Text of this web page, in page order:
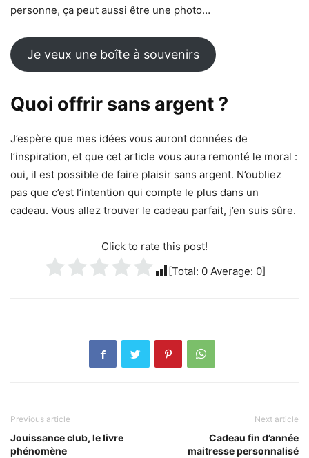
personne, ça peut aussi être une photo…
Je veux une boîte à souvenirs
Quoi offrir sans argent ?
J’espère que mes idées vous auront données de
l’inspiration, et que cet article vous aura remonté le moral :
oui, il est possible de faire plaisir sans argent. N’oubliez
pas que c’est l’intention qui compte le plus dans un
cadeau. Vous allez trouver le cadeau parfait, j’en suis sûre.
Click to rate this post!
[Total: 0Average: 0]
Previous article
Jouissance club, le livre
phénomène
Next article
Cadeau fin d’année
maitresse personnalisé